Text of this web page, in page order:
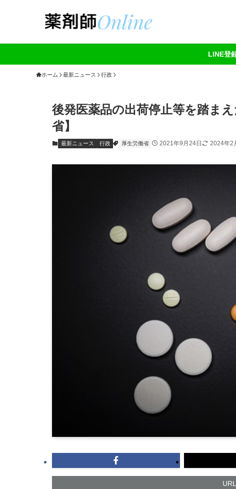
LINE登
ホーム 最新ニュース 行政
後発医薬品の出荷停止等を踏ま
省】
最新ニュース 行政 厚生労働省 2021年9月24日 2024年2